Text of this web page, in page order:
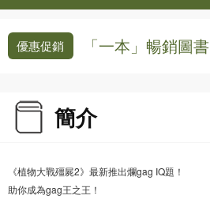
優惠促銷 「一本」暢銷圖書
簡介
《植物大戰殭屍2》最新推出爛gag IQ題！
助你成為gag王之王！